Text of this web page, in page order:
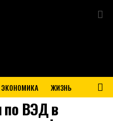
ЭКОНОМИКА ЖИЗНЬ
по ВЭД в